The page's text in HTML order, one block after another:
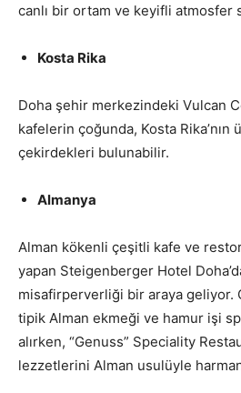
canlı bir ortam ve keyifli atmosfer
Kosta Rika
Doha şehir merkezindeki Vulcan
kafelerin çoğunda, Kosta Rika’nın
çekirdekleri bulunabilir.
Almanya
Alman kökenli çeşitli kafe ve
yapan Steigenberger Hotel
misafirperverliği bir araya geliyor.
tipik Alman ekmeği ve hamur işi
alırken, “Genuss” Speciality
lezzetlerini Alman usulüyle